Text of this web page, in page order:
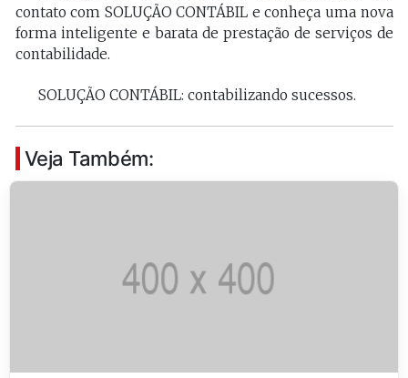
contato com SOLUÇÃO CONTÁBIL e conheça uma nova
forma inteligente e barata de prestação de serviços de
contabilidade.
SOLUÇÃO CONTÁBIL: contabilizando sucessos.
Veja Também: